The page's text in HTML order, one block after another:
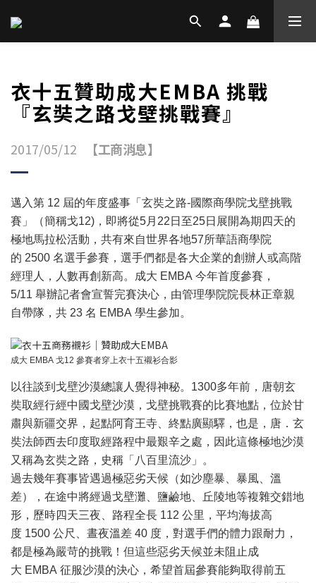
衣十五贊助成大EMBA 挑戰
『玄奘之路戈壁挑戰賽』
2017/05/12 【工商消息】
邁入第 12 屆的年度盛事「玄奘之路-國際商學院戈壁挑戰
賽」（簡稱戈12) ，即將從5月 22 日至25日展開為期四天的
極地馬拉松活動，共有來自世界各地57所華語商學院
的 2500 名選手參賽，選手們都是各大企業的創辦人或高階
經理人，人數再創新高。成大 EMBA 今年首度參賽，
5/11 舉辦記者會宣誓完賽決心，由管理學院院長林正章親
自帶隊，共 23 名 EMBA 學生參加。
成大 EMBA 戈12 參賽者穿上衣十五襯衫合影
以往談到戈壁沙漠總讓人覺得神秘。 1300多年前，唐朝玄
奘取經行經中國戈壁沙漠，戈壁挑戰賽的比賽地點，位於甘
肅與新疆交界，起點阿育王寺、終點廣顯驛，也是，唐．玄
奘法師西去印度取經路程中最艱辛之處，因此這條極地沙漠
又稱為玄奘之路，史稱「八百里流沙」。
過去幾年賽事皆遇過極惡劣天候（如沙塵暴、暴風、溫
差），在途中將經過戈壁灘、鹽鹼地、丘陵地等複雜交錯地
形，歷時四天三夜、路程全長 112 公里，平均海拔高
度 1500 公尺、晝夜溫差 40 度，對選手們的體力跟耐力，
都是極為嚴苛的挑戰！但這些惡劣天候並未阻止成
大 EMBA 征服沙漠的決心，希望首屆參賽能夠取得前五